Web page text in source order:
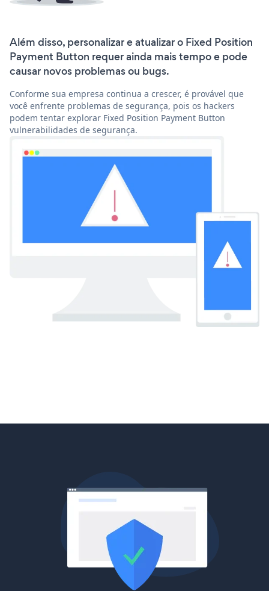
Além disso, personalizar e atualizar o Fixed Position
Payment Button requer ainda mais tempo e pode
causar novos problemas ou bugs.
Conforme sua empresa continua a crescer, é provável que
você enfrente problemas de segurança, pois os hackers
podem tentar explorar Fixed Position Payment Button
vulnerabilidades de segurança.